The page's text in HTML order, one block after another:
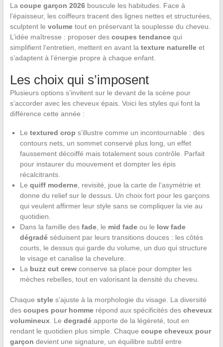
La coupe garçon 2026bouscule les habitudes. Face à
l’épaisseur, les coiffeurs tracent des lignes nettes et structurées,
sculptent le volumetout en préservant la souplesse du cheveu.
L’idée maîtresse : proposer des coupes tendancequi
simplifient l’entretien, mettent en avant la texture naturelleet
s’adaptent à l’énergie propre à chaque enfant.
Les choix qui s’imposent
Plusieurs options s’invitent sur le devant de la scène pour
s’accorder avec les cheveux épais. Voici les styles qui font la
différence cette année :
Le textured crop s’illustre comme un incontournable : des
contours nets, un sommet conservé plus long, un effet
faussement décoiffé mais totalement sous contrôle. Parfait
pour instaurer du mouvement et dompter les épis
récalcitrants.
Le quiff moderne, revisité, joue la carte de l’asymétrie et
donne du relief sur le dessus. Un choix fort pour les garçons
qui veulent affirmer leur style sans se compliquer la vie au
quotidien.
Dans la famille des fade, le mid fadeou le low fade
dégradéséduisent par leurs transitions douces : les côtés
courts, le dessus qui garde du volume, un duo qui structure
le visage et canalise la chevelure.
La buzz cut crewconserve sa place pour dompter les
mèches rebelles, tout en valorisant la densité du cheveu.
Chaque styles’ajuste à la morphologie du visage. La diversité
des coupes pour hommerépond aux spécificités des cheveux
volumineux. Le degradéapporte de la légèreté, tout en
rendant le quotidien plus simple. Chaque coupe cheveux pour
garçon devient une signature, un équilibre subtil entre